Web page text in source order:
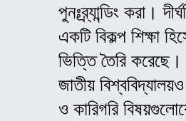
পুনঃব্র্যান্ডিং করা।
একটি বিকল্প শিক্ষা
ভিত্তি তৈরি
জাতীয়
ও কারিগরি